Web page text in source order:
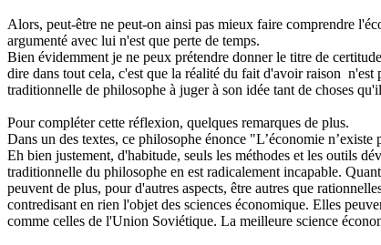
Alors, peut-être ne peut-on ainsi pas mieux faire comprendre
argumenté avec lui n'est que perte de temps.
Bien évidemment je ne peux prétendre donner le titre de
dire dans tout cela, c'est que la réalité du fait d'avoir raison
traditionnelle de philosophe à juger à son idée tant de choses
Pour compléter cette réflexion, quelques remarques de plus.
Dans un des textes, ce philosophe énonce "L’économie
Eh bien justement, d'habitude, seuls les méthodes et les outils
traditionnelle du philosophe en est radicalement incapable.
peuvent de plus, pour d'autres aspects, être autres que
contredisant en rien l'objet des sciences économique. Elles
comme celles de l'Union Soviétique. La meilleure science